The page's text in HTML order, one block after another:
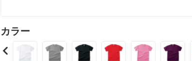
カラー